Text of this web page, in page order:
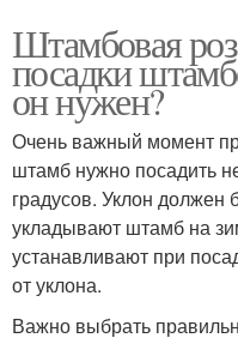
Штамбовая
посадки
он нужен?
Очень важный момент
штамб нужно посадить
градусов. Уклон должен
укладывают штамб на
устанавливают при
от уклона.
Важно выбрать